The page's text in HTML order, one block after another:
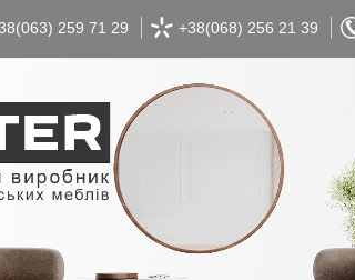
259 71 29 +38(068) 256 21 39